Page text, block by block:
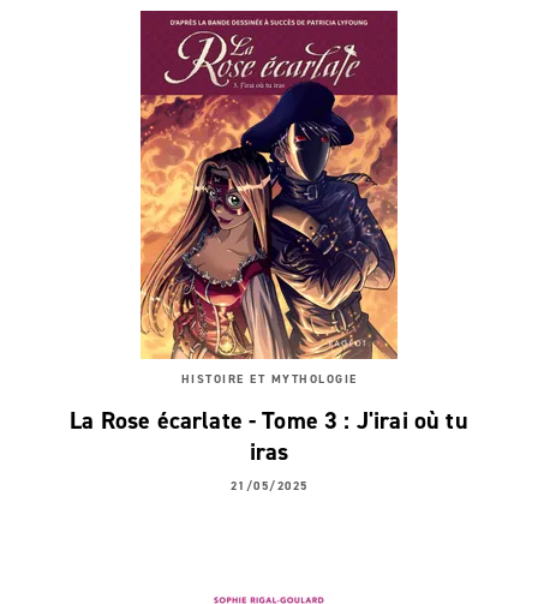
HISTOIRE ET MYTHOLOGIE
La Rose écarlate - Tome 3 : J'irai où tu
iras
21/05/2025